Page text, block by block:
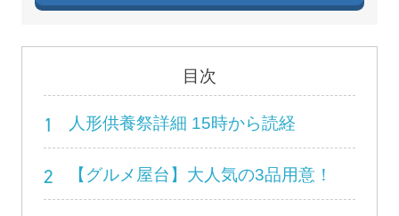
目次
1 人形供養祭詳細 15時から読経
2 【グルメ屋台】大人気の3品用意！